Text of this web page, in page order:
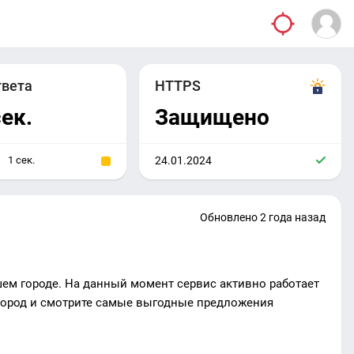
1 сек.
HTTPS
Защищено
24.01.2024
Обновлено 2 года назад
городе. На данный момент сервис активно работает
и смотрите самые выгодные предложения